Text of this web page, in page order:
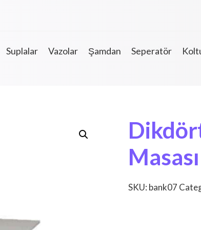
Suplalar Vazolar Şamdan Seperatör
Masası
SKU: bank07